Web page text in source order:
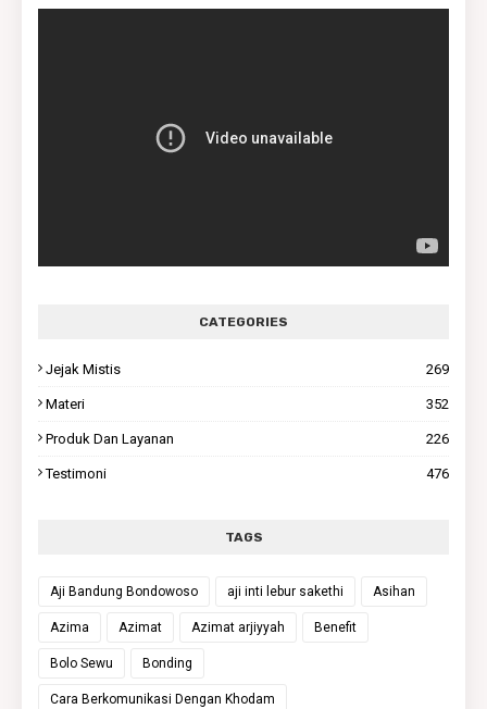
CATEGORIES
Jejak Mistis 269
Materi 352
Produk Dan Layanan 226
Testimoni 476
TAGS
Aji Bandung Bondowoso aji inti lebur sakethi Asihan
Azima Azimat Azimat arjiyyah Benefit
Bolo Sewu Bonding
Cara Berkomunikasi Dengan Khodam